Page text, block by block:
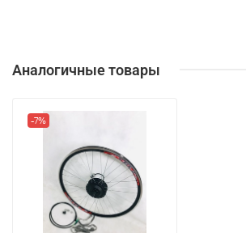
Аналогичные товары
-7%